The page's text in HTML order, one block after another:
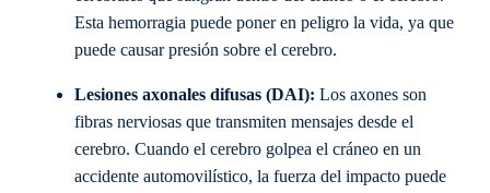
Esta hemorragia puede poner en peligro la vida, ya que
puede causar presión sobre el cerebro.
Lesiones axonales difusas (DAI): Los axones son
fibras nerviosas que transmiten mensajes desde el
cerebro. Cuando el cerebro golpea el cráneo en un
accidente automovilístico, la fuerza del impacto puede